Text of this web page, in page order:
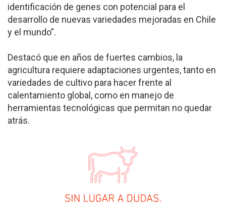
identificación de genes con potencial para el
desarrollo de nuevas variedades mejoradas en Chile
y el mundo”.
Destacó que en años de fuertes cambios, la
agricultura requiere adaptaciones urgentes, tanto en
variedades de cultivo para hacer frente al
calentamiento global, como en manejo de
herramientas tecnológicas que permitan no quedar
atrás.